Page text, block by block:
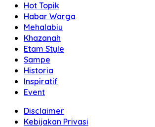
Hot Topik
Habar Warga
Mehalabiu
Khazanah
Etam Style
Sampe
Historia
Inspiratif
Event
Disclaimer
Kebijakan Privasi